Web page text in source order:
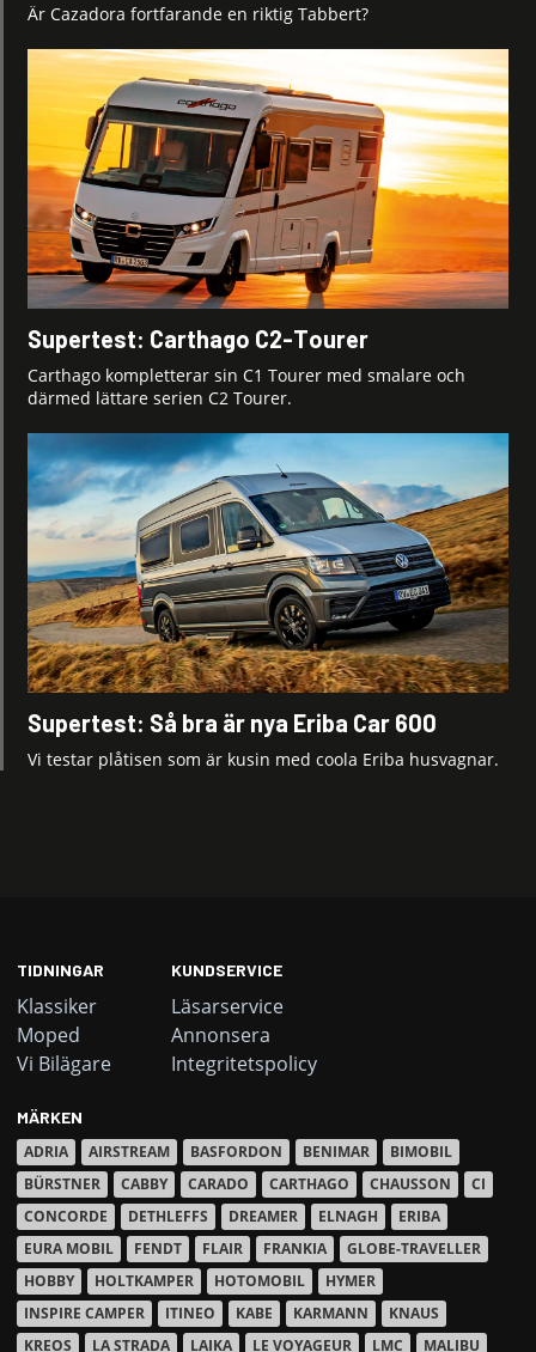
Är Cazadora fortfarande en riktig Tabbert?
Supertest: Carthago C2-Tourer
Carthago kompletterar sin C1 Tourer med smalare och
därmed lättare serien C2 Tourer.
Supertest: Så bra är nya Eriba Car 600
Vi testar plåtisen som är kusin med coola Eriba husvagnar.
TIDNINGAR
Klassiker
Moped
Vi Bilägare
KUNDSERVICE
Läsarservice
Annonsera
Integritetspolicy
MÄRKEN
ADRIA
AIRSTREAM BASFORDON BENIMAR
BIMOBIL
BÜRSTNER
CABBY CARADO CARTHAGO CHAUSSON
CI
CONCORDE
DETHLEFFS DREAMER ELNAGH
ERIBA
EURA MOBIL
FENDT FLAIR FRANKIA
GLOBE-TRAVELLER
HOBBY
HOLTKAMPER HOTOMOBIL
HYMER
INSPIRE CAMPER
ITINEO KABE KARMANN
KNAUS
KREOS
LA STRADA LAIKA LE VOYAGEUR LMC MALIBU